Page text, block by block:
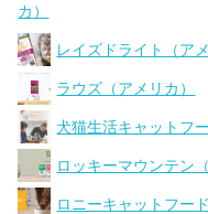
カ）
レイズドライト（アメ
ラウズ（アメリカ）
犬猫生活キャットフ
ロッキーマウンテン
ロニーキャットフー